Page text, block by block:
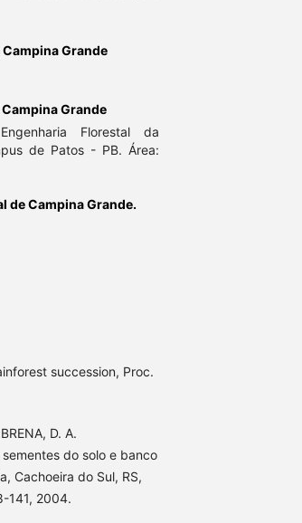
Grande
Grande
Florestal da
de Patos - PB. Área:
de Campina Grande.
succession, Proc.
D. A.
do solo e banco
Cachoeira do Sul, RS,
141, 2004.